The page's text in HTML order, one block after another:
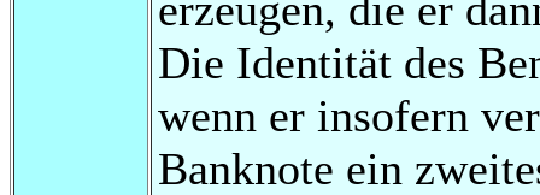
Die Identität des
wenn er insofern
Banknote ein